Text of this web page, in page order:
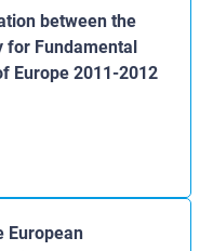
between the
for Fundamental
Europe 2011-2012
European